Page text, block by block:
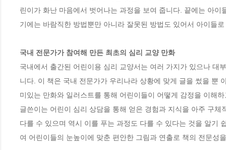
린이가 화난 마음에서 벗어나는 과정을 보여 줍니다. 끝에는 아
기에는 바람직한 방법뿐만 아니라 잘못된 방법도 있어서 아이들
국내 전문가가 참여해 만든 최초의 심리 교양 만화
국내에서 출간된 어린이용 심리 교양서는 여러 가지가 있으나 대
니다. 이 책은 국내 전문가가 우리나라 상황에 맞게 글을 썼을 뿐
미있는 만화와 일러스트를 통해 어린이들이 어떻게 감정을 이해
글쓴이는 어린이 심리 상담을 통해 얻은 경험과 지식을 아주 구
다를 수 있으며 역시 이를 푸는 과정도 다를 수 있다는 것을 알기
여 어린이들의 눈높이에 맞춘 편안한 그림과 연출로 책의 전문성